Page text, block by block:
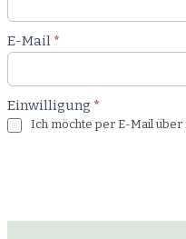
E-Mail *
Einwilligung *
Ich möchte per E-Mail